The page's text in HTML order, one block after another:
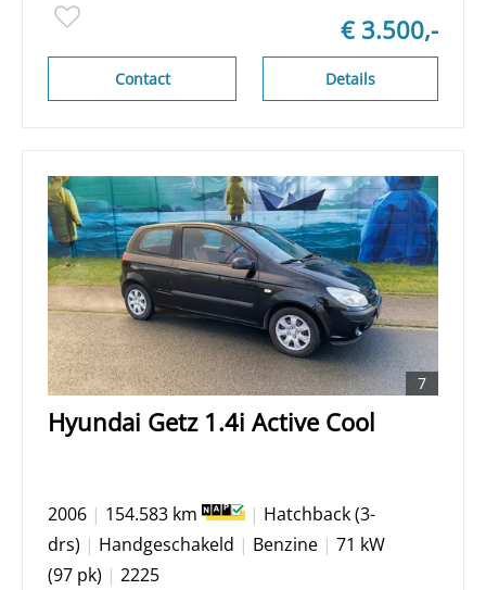
€ 3.500,-
Details
Contact
7
Hyundai Getz 1.4i Active Cool
2006 | 154.583 km | Hatchback (3-
drs) | Handgeschakeld | Benzine | 71 kW
(97 pk) | 2225